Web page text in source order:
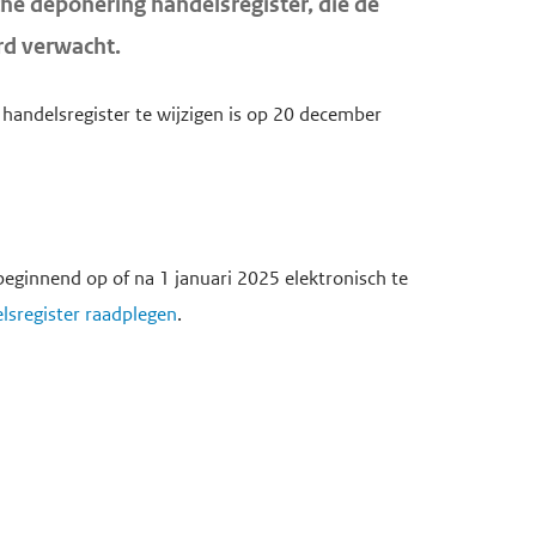
verwacht.
te wijzigen is op 20 december
op of na 1 januari 2025 elektronisch te
raadplegen.